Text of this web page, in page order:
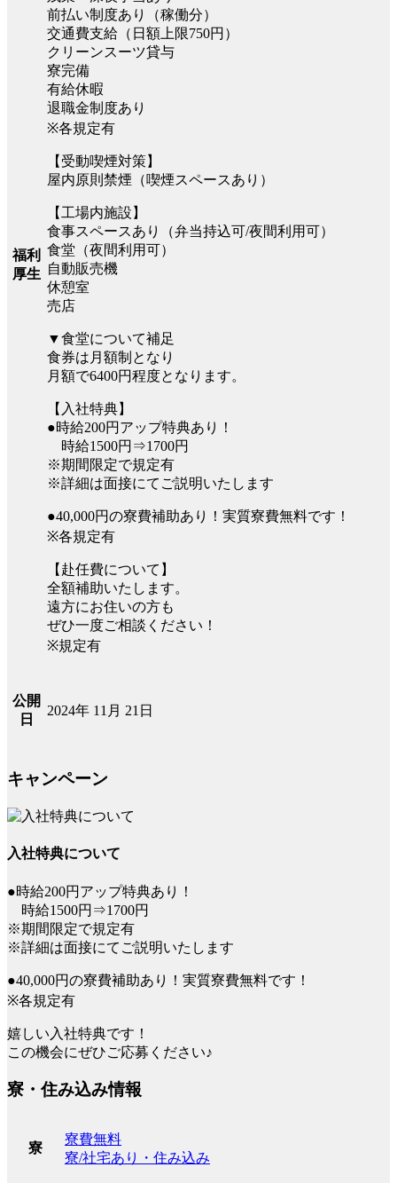
福利
厚生
前払い制度あり（稼働分）
交通費支給（日額上限750円）
クリーンスーツ貸与
寮完備
有給休暇
退職金制度あり
※各規定有
【受動喫煙対策】
屋内原則禁煙（喫煙スペースあり）
【工場内施設】
食事スペースあり（弁当持込可/夜間利用可）
食堂（夜間利用可）
自動販売機
休憩室
売店
▼食堂について補足
食券は月額制となり
月額で6400円程度となります。
【入社特典】
●時給200円アップ特典あり！
時給1500円⇒1700円
※期間限定で規定有
※詳細は面接にてご説明いたします
●40,000円の寮費補助あり！実質寮費無料です！
※各規定有
【赴任費について】
全額補助いたします。
遠方にお住いの方も
ぜひ一度ご相談ください！
※規定有
公開
日
2024年 11月 21日
キャンペーン
入社特典について
●時給200円アップ特典あり！
時給1500円⇒1700円
※期間限定で規定有
※詳細は面接にてご説明いたします
●40,000円の寮費補助あり！実質寮費無料です！
※各規定有
嬉しい入社特典です！
この機会にぜひご応募ください♪
寮・住み込み情報
寮
寮費無料
寮/社宅あり・住み込み